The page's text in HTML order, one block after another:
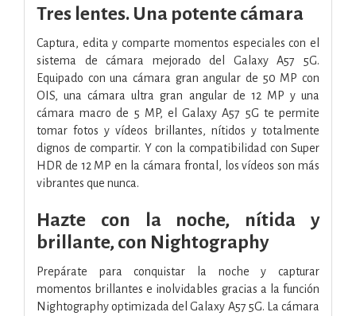
Tres lentes. Una potente cámara
Captura, edita y comparte momentos especiales con el
sistema de cámara mejorado del Galaxy A57 5G.
Equipado con una cámara gran angular de 50 MP con
OIS, una cámara ultra gran angular de 12 MP y una
cámara macro de 5 MP, el Galaxy A57 5G te permite
tomar fotos y vídeos brillantes, nítidos y totalmente
dignos de compartir. Y con la compatibilidad con Super
HDR de 12 MP en la cámara frontal, los vídeos son más
vibrantes que nunca.
Hazte con la noche, nítida y
brillante, con Nightography
Prepárate para conquistar la noche y capturar
momentos brillantes e inolvidables gracias a la función
Nightography optimizada del Galaxy A57 5G. La cámara